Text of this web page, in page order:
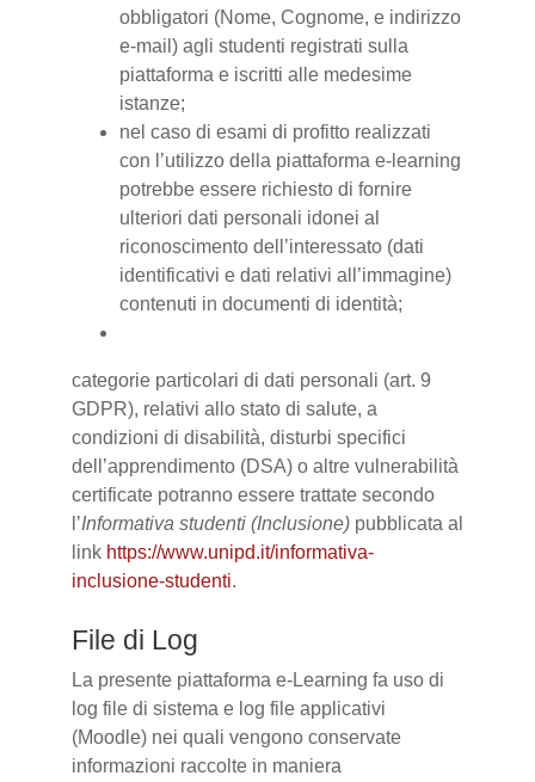
obbligatori (Nome, Cognome, e indirizzo
e-mail) agli studenti registrati sulla
piattaforma e iscritti alle medesime
istanze;
nel caso di esami di profitto realizzati
con l’utilizzo della piattaforma e-learning
potrebbe essere richiesto di fornire
ulteriori dati personali idonei al
riconoscimento dell’interessato (dati
identificativi e dati relativi all’immagine)
contenuti in documenti di identità;
categorie particolari di dati personali (art. 9
GDPR), relativi allo stato di salute, a
condizioni di disabilità, disturbi specifici
dell’apprendimento (DSA) o altre vulnerabilità
certificate potranno essere trattate secondo
l’Informativa studenti (Inclusione) pubblicata al
link https://www.unipd.it/informativa-
inclusione-studenti.
File di Log
La presente piattaforma e-Learning fa uso di
log file di sistema e log file applicativi
(Moodle) nei quali vengono conservate
informazioni raccolte in maniera